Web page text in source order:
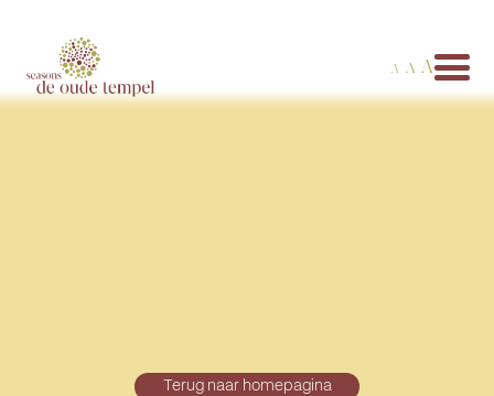
A A A
Terug naar homepagina